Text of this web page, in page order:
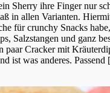
Sherry ihre Finger nur
in allen Varianten.
für crunchy Snacks
Salzstangen und ganz
paar Cracker mit
ist was anderes.